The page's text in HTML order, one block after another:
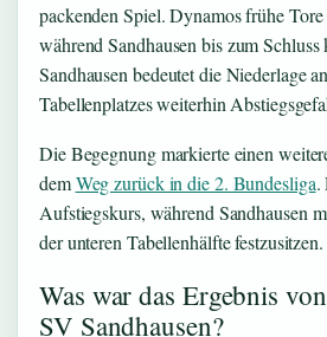
packenden Spiel. Dynamos frühe
während Sandhausen bis zum
Sandhausen bedeutet die Niederlage
Tabellenplatzes weiterhin
Die Begegnung markierte einen
demWeg zurück in die 2. Bundesliga.
Aufstiegskurs, während Sandhausen
der unteren Tabellenhälfte festzusitzen.
Was war das Ergebnis
SV Sandhausen?